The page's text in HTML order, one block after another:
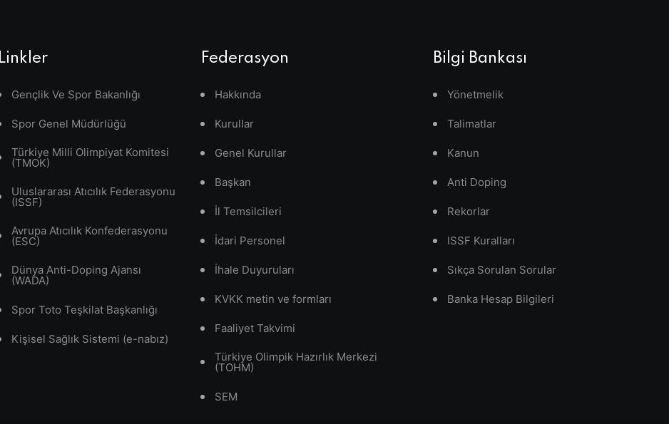
Linkler
Gençlik Ve Spor Bakanlığı
Spor Genel Müdürlüğü
Türkiye Milli Olimpiyat Komitesi
(TMOK)
Uluslararası Atıcılık Federasyonu
(ISSF)
Avrupa Atıcılık Konfederasyonu
(ESC)
Dünya Anti-Doping Ajansı
(WADA)
Spor Toto Teşkilat Başkanlığı
Kişisel Sağlık Sistemi (e-nabız)
Federasyon
Hakkında
Kurullar
Genel Kurullar
Başkan
İl Temsilcileri
İdari Personel
İhale Duyuruları
KVKK metin ve formları
Faaliyet Takvimi
Türkiye Olimpik Hazırlık Merkezi
(TOHM)
SEM
Bilgi Bankası
Yönetmelik
Talimatlar
Kanun
Anti Doping
Rekorlar
ISSF Kuralları
Sıkça Sorulan Sorular
Banka Hesap Bilgileri